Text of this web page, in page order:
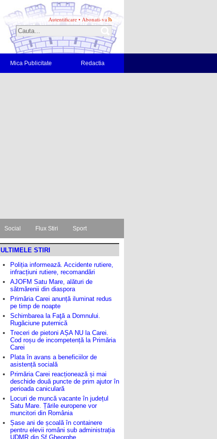
Autentificare • Abonati-va
Mica Publicitate Redactia
Social Flux Stiri Sport
ULTIMELE STIRI
Poliția informează. Accidente rutiere,
infracțiuni rutiere, recomandări
AJOFM Satu Mare, alături de
sătmărenii din diaspora
Primăria Carei anunță iluminat redus
pe timp de noapte
Schimbarea la Faţă a Domnului.
Rugăciune puternică
Treceri de pietoni AȘA NU la Carei.
Cod roșu de incompetență la Primăria
Carei
Plata în avans a beneficiilor de
asistență socială
Primăria Carei reacționează și mai
deschide două puncte de prim ajutor în
perioada caniculară
Locuri de muncă vacante în județul
Satu Mare. Țările europene vor
muncitori din România
Șase ani de școală în containere
pentru elevii români sub administrația
UDMR din Sf.Gheorghe